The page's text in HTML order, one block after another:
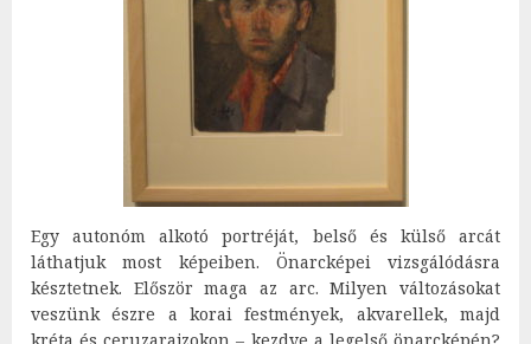
Egy autonóm alkotó portréját, belső és külső arcát
láthatjuk most képeiben. Önarcképei vizsgálódásra
késztetnek. Először maga az arc. Milyen változásokat
veszünk észre a korai festmények, akvarellek, majd